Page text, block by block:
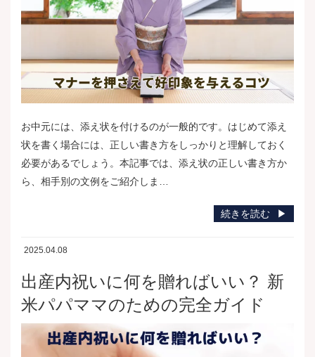
お中元には、添え状を付けるのが一般的です。はじめて添え
状を書く場合には、正しい書き方をしっかりと理解しておく
必要があるでしょう。本記事では、添え状の正しい書き方か
ら、相手別の文例をご紹介しま…
続きを読む
2025.04.08
出産内祝いに何を贈ればいい？ 新
米パパママのための完全ガイド